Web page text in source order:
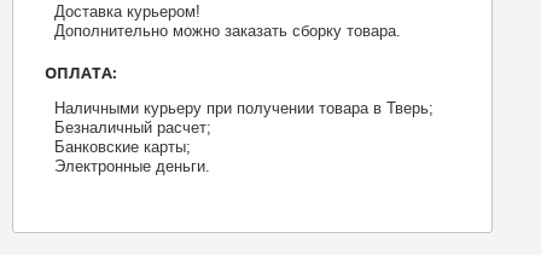
Доставка курьером!
Дополнительно можно заказать сборку товара.
ОПЛАТА:
Наличными курьеру при получении товара в Тверь;
Безналичный расчет;
Банковские карты;
Электронные деньги.